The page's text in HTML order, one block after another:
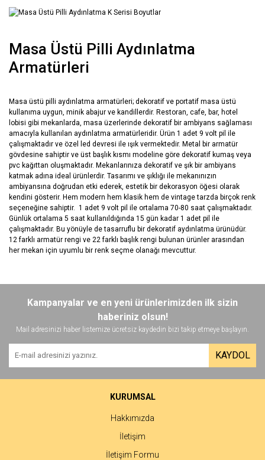
Masa Üstü Pilli Aydınlatma
Armatürleri
Masa üstü pilli aydınlatma armatürleri; dekoratif ve portatif masa üstü
kullanıma uygun, minik abajur ve kandillerdir. Restoran, cafe, bar, hotel
lobisi gibi mekanlarda, masa üzerlerinde dekoratif bir ambiyans sağlaması
amacıyla kullanılan aydınlatma armatürleridir. Ürün 1 adet 9 volt pil ile
çalışmaktadır ve özel led devresi ile ışık vermektedir. Metal bir armatür
gövdesine sahiptir ve üst başlık kısmı modeline göre dekoratif kumaş veya
pvc kağıttan oluşmaktadır. Mekanlarınıza dekoratif ve şık bir ambiyans
katmak adına ideal ürünlerdir. Tasarımı ve şıklığı ile mekanınızın
ambiyansına doğrudan etki ederek, estetik bir dekorasyon öğesi olarak
kendini gösterir. Hem modern hem klasik hem de vintage tarzda birçok renk
seçeneğine sahiptir. 1 adet 9 volt pil ile ortalama 70-80 saat çalışmaktadır.
Günlük ortalama 5 saat kullanıldığında 15 gün kadar 1 adet pil ile
çalışmaktadır. Bu yönüyle de tasarruflu bir dekoratif aydınlatma ürünüdür.
12 farklı armatür rengi ve 22 farklı başlık rengi bulunan ürünler arasından
her mekan için uyumlu bir renk seçme olanağı mevcuttur.
Bu ürüne ilk yorumu siz yapın!
Yorum Yaz
tarafımıza iletebilirsiniz.
Görüş ve önerileriniz için teşekkür ederiz.
Ürün resmi kalitesiz, bozuk veya görüntülenemiyor.
Ürün açıklamasında eksik bilgiler bulunuyor.
Ürün fiyatı diğer sitelerden daha pahalı.
Kampanyalar ve en yeni ürünlerimizden ilk sizin
haberiniz olsun!
Mail adresinizi haber listemize ücretsiz kaydedin bizi takip etmeye başlayın.
KAYDOL
KURUMSAL
Hakkımızda
İletişim
İletişim Formu